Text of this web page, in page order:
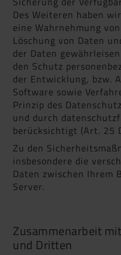
Des Weiteren haben
eine Wahrnehmung
Löschung von Daten
der Daten
den Schutz
der Entwicklung, bzw.
Software sowie
Prinzip des
und durch
berücksichtigt (Art. 25
Zu den
insbesondere die
Daten zwischen Ihrem
Server.
Zusammenarbeit
und Dritten